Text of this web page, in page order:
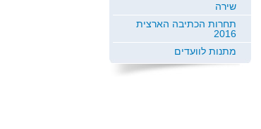
שירה
תחרות הכתיבה הארצית
2016
מתנות לוועדים